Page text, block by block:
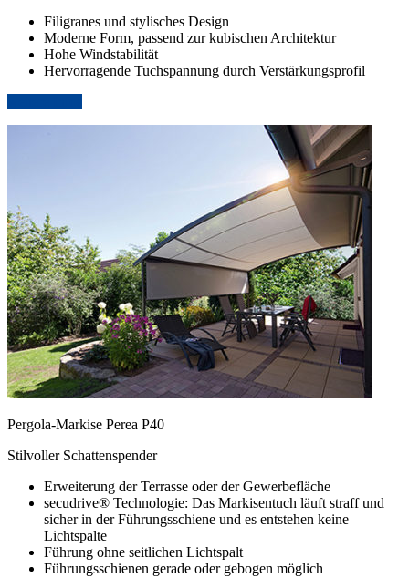
Filigranes und stylisches Design
Moderne Form, passend zur kubischen Architektur
Hohe Windstabilität
Hervorragende Tuchspannung durch Verstärkungsprofil
Pergola-Markise Perea P40
Stilvoller Schattenspender
Erweiterung der Terrasse oder der Gewerbefläche
secudrive® Technologie: Das Markisentuch läuft straff und
sicher in der Führungsschiene und es entstehen keine
Lichtspalte
Führung ohne seitlichen Lichtspalt
Führungsschienen gerade oder gebogen möglich